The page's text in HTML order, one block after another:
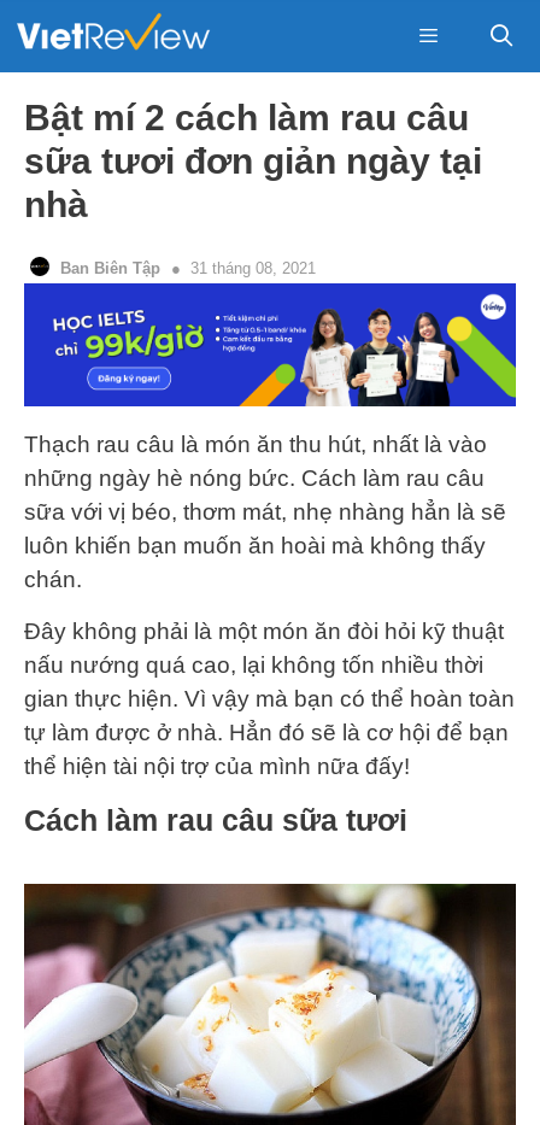
Menu
Bật mí 2 cách làm rau câu
sữa tươi đơn giản ngày tại
nhà
Ban Biên Tập 31 tháng 08, 2021
Thạch rau câu là món ăn thu hút, nhất là vào
những ngày hè nóng bức. Cách làm rau câu
sữa với vị béo, thơm mát, nhẹ nhàng hẳn là sẽ
luôn khiến bạn muốn ăn hoài mà không thấy
chán.
Đây không phải là một món ăn đòi hỏi kỹ thuật
nấu nướng quá cao, lại không tốn nhiều thời
gian thực hiện. Vì vậy mà bạn có thể hoàn toàn
tự làm được ở nhà. Hẳn đó sẽ là cơ hội để bạn
thể hiện tài nội trợ của mình nữa đấy!
Cách làm rau câu sữa tươi